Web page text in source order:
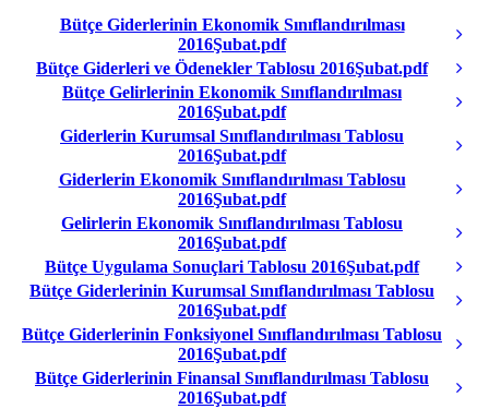
Bütçe Giderlerinin Ekonomik Sınıflandırılması
2016Şubat.pdf
Bütçe Giderleri ve Ödenekler Tablosu 2016Şubat.pdf
Bütçe Gelirlerinin Ekonomik Sınıflandırılması
2016Şubat.pdf
Giderlerin Kurumsal Sınıflandırılması Tablosu
2016Şubat.pdf
Giderlerin Ekonomik Sınıflandırılması Tablosu
2016Şubat.pdf
Gelirlerin Ekonomik Sınıflandırılması Tablosu
2016Şubat.pdf
Bütçe Uygulama Sonuçlari Tablosu 2016Şubat.pdf
Bütçe Giderlerinin Kurumsal Sınıflandırılması Tablosu
2016Şubat.pdf
Bütçe Giderlerinin Fonksiyonel Sınıflandırılması Tablosu
2016Şubat.pdf
Bütçe Giderlerinin Finansal Sınıflandırılması Tablosu
2016Şubat.pdf